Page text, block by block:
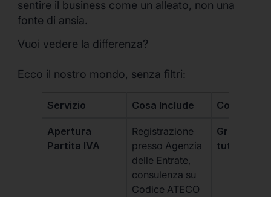
sentire il business come un alleato, non una
fonte di ansia.
Vuoi vedere la differenza?
Ecco il nostro mondo, senza filtri:
Servizio Cosa Include Costo
Apertura
Partita IVA
Registrazione
presso Agenzia
delle Entrate,
consulenza su
Codice ATECO
Gratis,
tutti i piani